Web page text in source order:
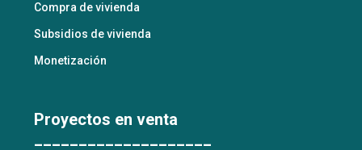
Compra de vivienda
Subsidios de vivienda
Monetización
Proyectos en venta
____________________